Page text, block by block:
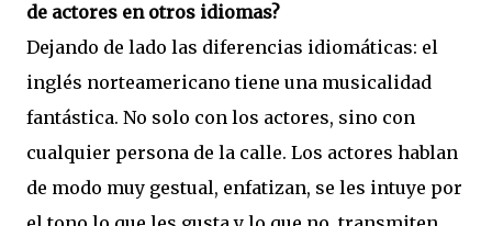
de actores en otros idiomas?
Dejando de lado las diferencias idiomáticas: el
inglés norteamericano tiene una musicalidad
fantástica. No solo con los actores, sino con
cualquier persona de la calle. Los actores hablan
de modo muy gestual, enfatizan, se les intuye por